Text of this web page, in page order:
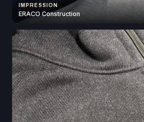
IMPRESSION
ERACO Construction